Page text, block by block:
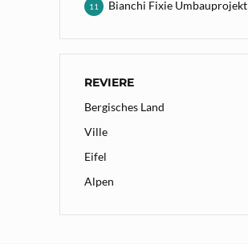
Bianchi Fixie Umbauprojekt
11
REVIERE
Bergisches Land
Ville
Eifel
Alpen